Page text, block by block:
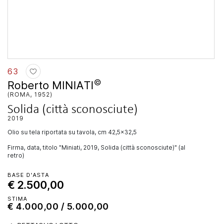
63
Roberto MINIATI©
(ROMA, 1952)
Solida (città sconosciute)
2019
olio su tela riportata su tavola, cm 42,5x32,5
Firma, data, titolo "Miniati, 2019, Solida (città sconosciute)" (al
retro)
BASE D'ASTA
€ 2.500,00
STIMA
€ 4.000,00 / 5.000,00